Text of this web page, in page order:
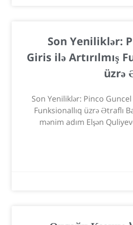
Son Yeniliklər:
Giris ilə Artırılmış
üzrə
Son Yeniliklər: Pinco Guncel
Funksionallıq üzrə Ətraflı
mənim adım Elşən